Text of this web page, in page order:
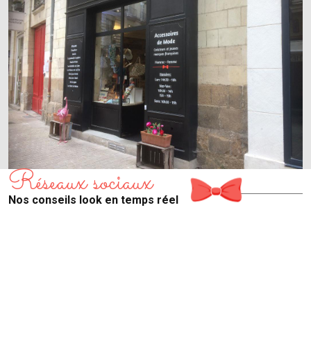
Réseaux sociaux
Nos conseils look en temps réel